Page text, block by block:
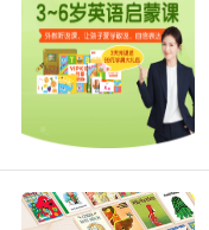
trouble clerk [经]
discount clerk 票
office-clerk [经]
desk clerk n. 接待
engrossment
access clerk 贵
Coding clerk 程